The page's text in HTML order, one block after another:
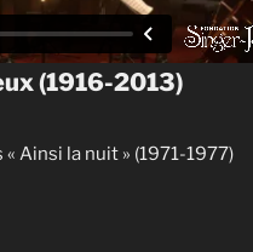
(1916-2013)
Ainsi la nuit » (1971-1977)